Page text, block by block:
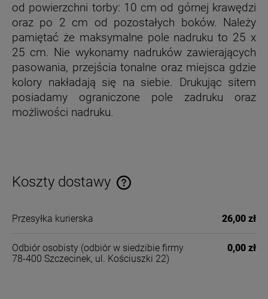
od powierzchni torby: 10 cm od górnej krawędzi
oraz po 2 cm od pozostałych boków. Należy
pamiętać że maksymalne pole nadruku to 25 x
25 cm. Nie wykonamy nadruków zawierających
pasowania, przejścia tonalne oraz miejsca gdzie
kolory nakładają się na siebie. Drukując sitem
posiadamy ograniczone pole zadruku oraz
możliwości nadruku.
Koszty dostawy
Cena nie zawiera ewentualnych kosztów płatności
Przesyłka kurierska 26,00 zł
Odbiór osobisty (odbiór w siedzibie firmy
78-400 Szczecinek, ul. Kościuszki 22)
0,00 zł